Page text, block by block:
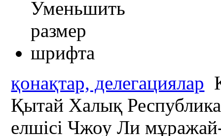
қонақтар, делегациялар
Қытай Халық
елшісі Чжоу Ли